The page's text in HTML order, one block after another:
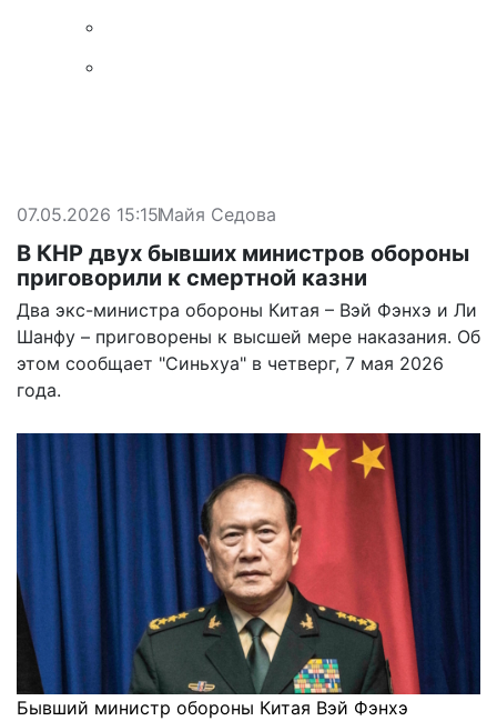
07.05.2026 15:15Майя Седова
В КНР двух бывших министров обороны
приговорили к смертной казни
Два экс-министра обороны Китая – Вэй Фэнхэ и Ли
Шанфу – приговорены к высшей мере наказания. Об
этом сообщает "Синьхуа" в четверг, 7 мая 2026
года.
Бывший министр обороны Китая Вэй Фэнхэ